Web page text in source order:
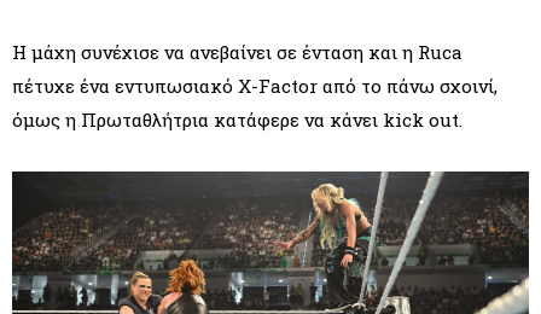
Η μάχη συνέχισε να ανεβαίνει σε ένταση και η Ruca
πέτυχε ένα εντυπωσιακό X-Factor από το πάνω σχοινί,
όμως η Πρωταθλήτρια κατάφερε να κάνει kick out.